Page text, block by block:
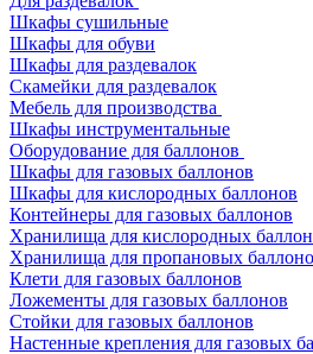
Шкафы сушильные
Шкафы для обуви
Шкафы для раздевалок
Скамейки для раздевалок
Мебель для производства
Шкафы инструментальные
Оборудование для баллонов
Шкафы для газовых баллонов
Шкафы для кислородных баллонов
Контейнеры для газовых баллонов
Хранилища для кислородных
Хранилища для пропановых
Клети для газовых баллонов
Ложементы для газовых баллонов
Стойки для газовых баллонов
Настенные крепления для газовых